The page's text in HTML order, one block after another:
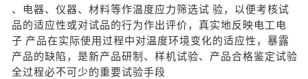
、电器、仪器、材料等作温度应力筛选试 验， 以便考核试
品的适应性或对试品的行为作出评价，真实地反映电工电
子 产品在实际使用过程中对温度环境变化的适应性，暴露
产品的缺陷，是新产品研制 、样机试验、产品合格鉴定试验
全过程必不可少的重要试验手段